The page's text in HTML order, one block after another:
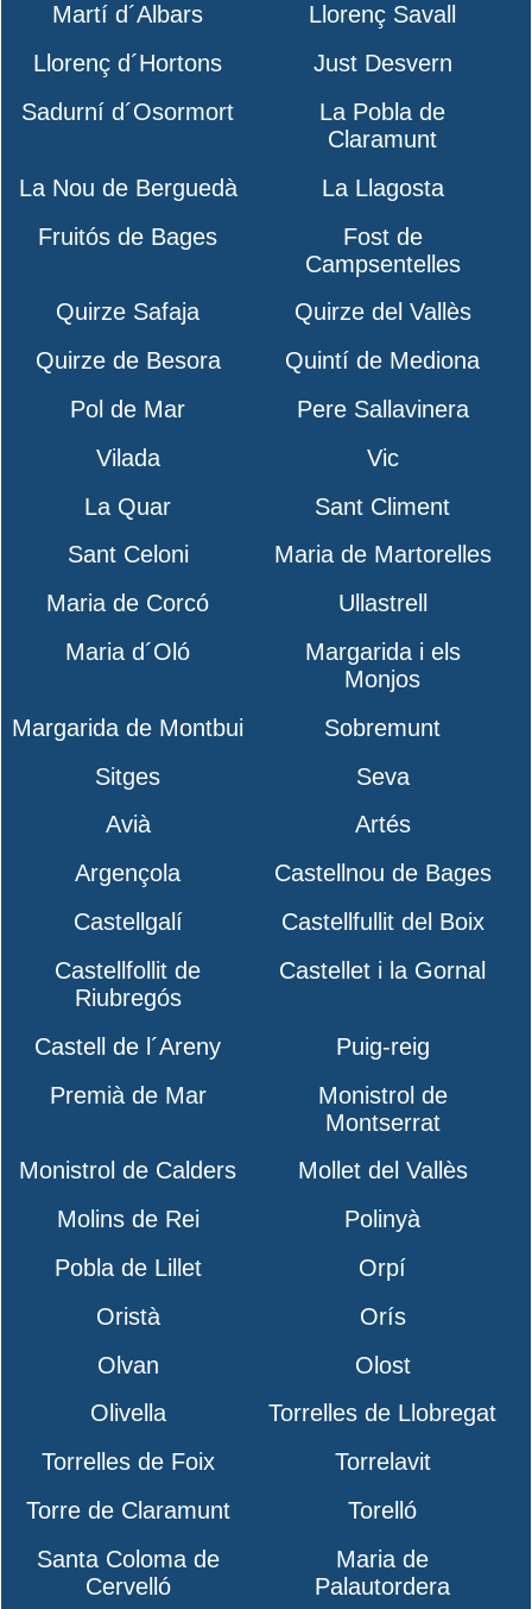
Martí d´Albars
Llorenç Savall
Llorenç d´Hortons
Just Desvern
Sadurní d´Osormort
La Pobla de
Claramunt
La Nou de Berguedà
La Llagosta
Fruitós de Bages
Fost de
Campsentelles
Quirze Safaja
Quirze del Vallès
Quirze de Besora
Quintí de Mediona
Pol de Mar
Pere Sallavinera
Vilada
Vic
La Quar
Sant Climent
Sant Celoni
Maria de Martorelles
Maria de Corcó
Ullastrell
Maria d´Oló
Margarida i els
Monjos
Margarida de Montbui
Sobremunt
Sitges
Seva
Avià
Artés
Argençola
Castellnou de Bages
Castellgalí
Castellfullit del Boix
Castellfollit de
Riubregós
Castellet i la Gornal
Castell de l´Areny
Puig-reig
Premià de Mar
Monistrol de
Montserrat
Monistrol de Calders
Mollet del Vallès
Molins de Rei
Polinyà
Pobla de Lillet
Orpí
Oristà
Orís
Olvan
Olost
Olivella
Torrelles de Llobregat
Torrelles de Foix
Torrelavit
Torre de Claramunt
Torelló
Santa Coloma de
Cervelló
Maria de
Palautordera